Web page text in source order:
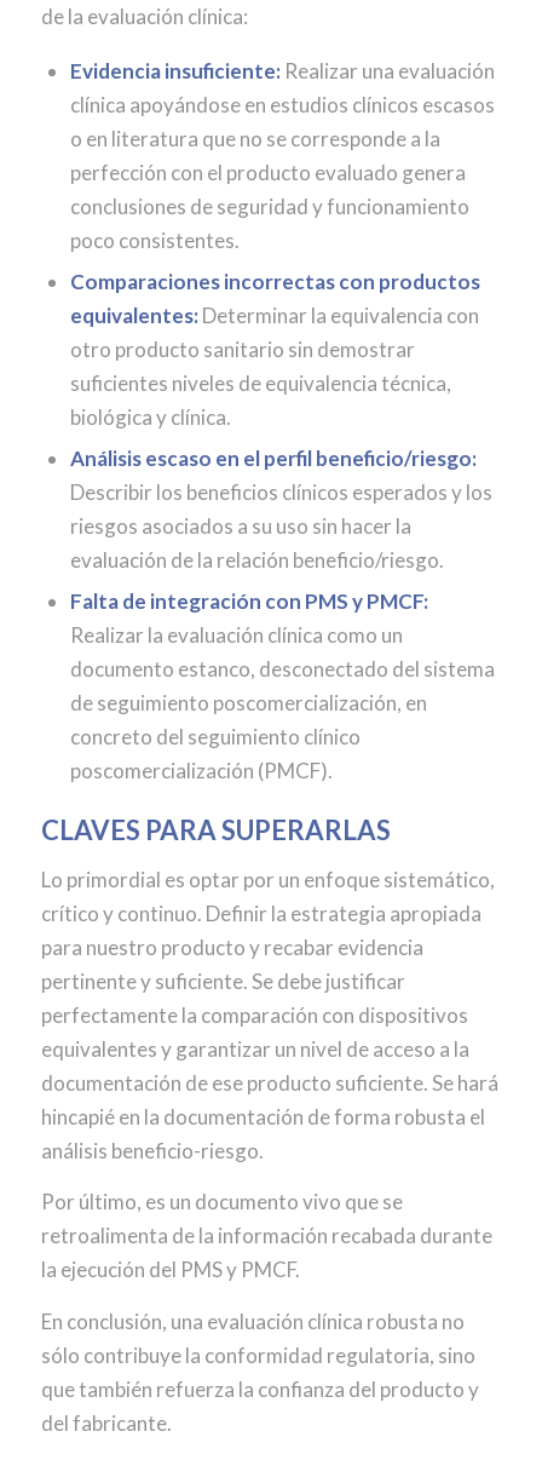
de la evaluación clínica:
Evidencia insuficiente: Realizar una evaluación
clínica apoyándose en estudios clínicos escasos
o en literatura que no se corresponde a la
perfección con el producto evaluado genera
conclusiones de seguridad y funcionamiento
poco consistentes.
Comparaciones incorrectas con productos
equivalentes: Determinar la equivalencia con
otro producto sanitario sin demostrar
suficientes niveles de equivalencia técnica,
biológica y clínica.
Análisis escaso en el perfil beneficio/riesgo:
Describir los beneficios clínicos esperados y los
riesgos asociados a su uso sin hacer la
evaluación de la relación beneficio/riesgo.
Falta de integración con PMS y PMCF:
Realizar la evaluación clínica como un
documento estanco, desconectado del sistema
de seguimiento poscomercialización, en
concreto del seguimiento clínico
poscomercialización (PMCF).
CLAVES PARA SUPERARLAS
Lo primordial es optar por un enfoque sistemático,
crítico y continuo. Definir la estrategia apropiada
para nuestro producto y recabar evidencia
pertinente y suficiente. Se debe justificar
perfectamente la comparación con dispositivos
equivalentes y garantizar un nivel de acceso a la
documentación de ese producto suficiente. Se hará
hincapié en la documentación de forma robusta el
análisis beneficio-riesgo.
Por último, es un documento vivo que se
retroalimenta de la información recabada durante
la ejecución del PMS y PMCF.
En conclusión, una evaluación clínica robusta no
sólo contribuye la conformidad regulatoria, sino
que también refuerza la confianza del producto y
del fabricante.